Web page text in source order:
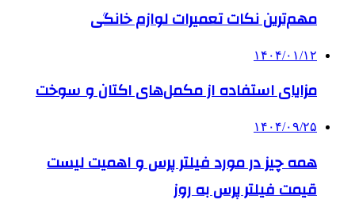
مهم‌ترین نکات تعمیرات لوازم خانگی
۱۴۰۴/۰۱/۱۲
مزایای استفاده از مکمل‌های اکتان و سوخت
۱۴۰۴/۰۹/۲۵
همه چیز در مورد فیلتر پرس و اهمیت لیست
قیمت فیلتر پرس به روز